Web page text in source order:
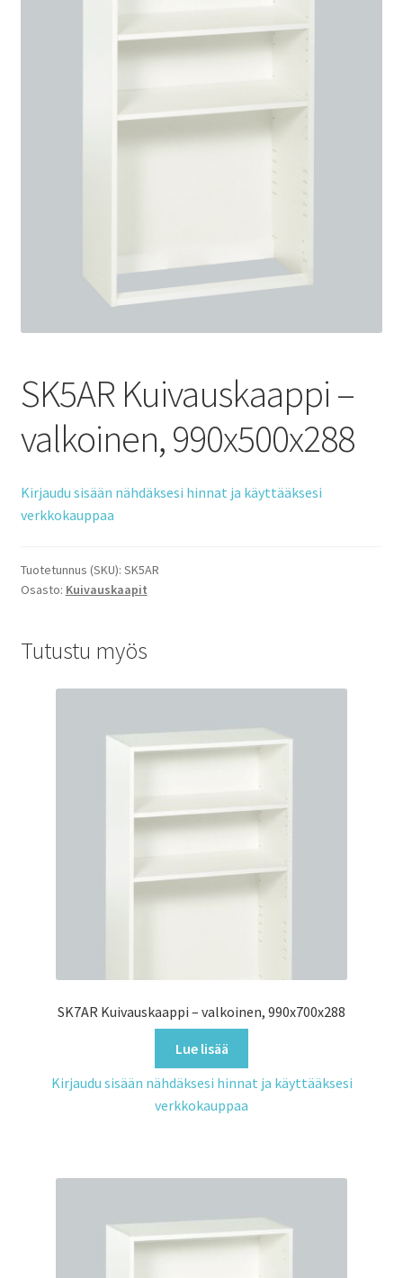
SK5AR Kuivauskaappi –
valkoinen, 990x500x288
Kirjaudu sisään nähdäksesi hinnat ja käyttääksesi
verkkokauppaa
Tuotetunnus (SKU): SK5AR
Osasto: Kuivauskaapit
Tutustu myös
SK7AR Kuivauskaappi – valkoinen, 990x700x288
Lue lisää
Kirjaudu sisään nähdäksesi hinnat ja käyttääksesi
verkkokauppaa